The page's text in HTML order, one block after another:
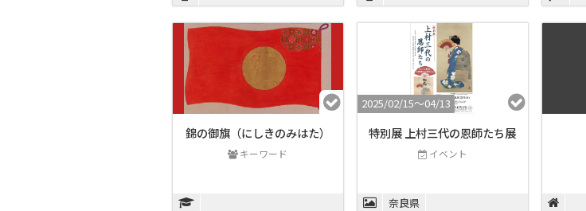
錦の御旗（にしきのみはた）
キーワード
2025/02/15〜04/13
特別展 上村三代の恩師たち展
イベント
奈良県